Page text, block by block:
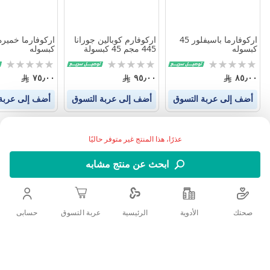
عذرًا، هذا المنتج غير متوفر حاليًا
ابحث عن منتج مشابه
اركوفارما باسيفلور 45
كبسوله
Rating:
٨٥٫٠٠
أضف إلى عربة التسوق
اركوفارم كوبالين جورانا
445 مجم 45 كبسولة
Rating:
٩٥٫٠٠
أضف إلى عربة التسوق
كبسوله
Rating:
٧٥٫٠٠
أضف إلى
صحتك الأدوية الرئيسية عربة التسوق حسابى